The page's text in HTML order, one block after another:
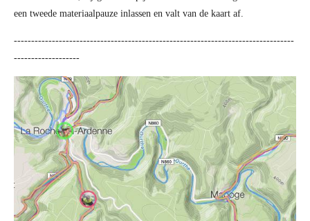
een tweede materiaalpauze inlassen en valt van de kaart af.
---------------------------------------------------------------------------------
-------------------